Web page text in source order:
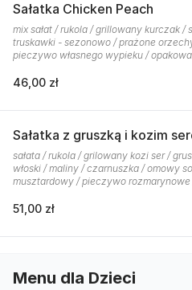
Sałatka Chicken Peach
mix sałat / rukola / grillowany kurczak
truskawki - sezonowo / prażone
pieczywo własnego wypieku /
46,00 zł
Sałatka z gruszką i kozim
sałata / rukola / grilowany kozi ser /
włoski / maliny / czarnuszka / omowy
musztardowy / pieczywo
51,00 zł
Menu dla Dzieci